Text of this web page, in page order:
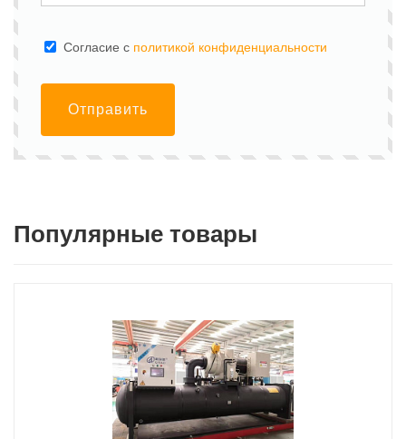
Cогласие с политикой конфиденциальности
Отправить
Популярные товары